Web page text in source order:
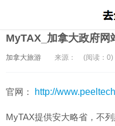
MyTAX_加拿大政府网
加拿大旅游 来源： (阅读：0)
官网： http://
MyTAX提供安大略省，不